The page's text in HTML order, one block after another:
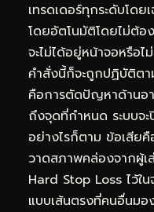
เทรดเดอร์ทุกระดับโดย
โดยอัตโนมัติโดยไม่ต้
จะไม่ได้อยู่หน้าจอหรือไ
คำสั่งนี้ก็จะถูกปฏิบัติต
คือการตัดปัญหาด้านอ
ถึงจุดที่กำหนด ระบบจ
อย่างไรก็ตาม ข้อเสีย
วาดสภาพคล่องจากผู้
Hard Stop Loss ไว้ใ
แบบเส้นตรงที่คนอื่นมอ